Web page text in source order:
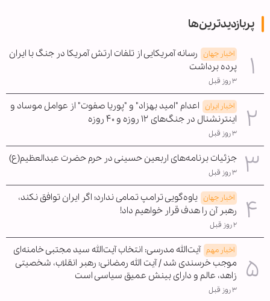
پربازدیدترین‌ها
اخبار جهان رسانه آمریکایی از تلفات ارتش آمریکا در جنگ با ایران
پرده برداشت
۳ روز قبل
اخبار ایران اعدام "امید بهزاد" و "پوریا صفوت" از عوامل موساد و
اینترنشنال در جنگ‌های ۱۲ روزه و ۴۰ روزه
۳ روز قبل
جزئیات برنامه‌های اربعین حسینی در حرم حضرت عبدالعظیم(ع)
۳ روز قبل
اخبار جهان یاوه‌گویی ترامپ تمامی ندارد؛ اگر ایران توافق نکند،
رهبر آن را هدف قرار خواهیم داد!
۲ روز قبل
اخبار مهم آیت‌الله مدرسی: انتخاب آیت‌الله سید مجتبی خامنه‌ای
موجب خرسندی شد / آیت الله رمضانی: رهبر انقلاب، شخصیتی
زاهد، عالم و دارای بینش عمیق سیاسی است
۳ روز قبل